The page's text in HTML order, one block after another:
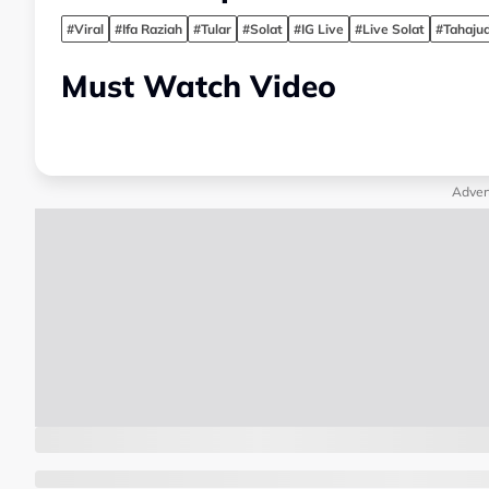
#Viral #Ifa Raziah #Tular #Solat #IG Live #Live Solat
Must Watch Video